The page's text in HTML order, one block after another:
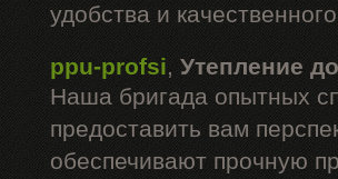
удобства и
ppu-profsi, Утепление
Наша бригада опытных
предоставить вам
обеспечивают прочную